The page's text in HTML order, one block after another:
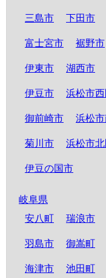
三島市 下田市
富士宮市 裾野市
伊東市 湖西市
伊豆市 浜松市西
御前崎市 浜松
菊川市 浜松市北
伊豆の国市
岐阜県
安八町
瑞浪市
羽島市 御嵩町
海津市 池田町